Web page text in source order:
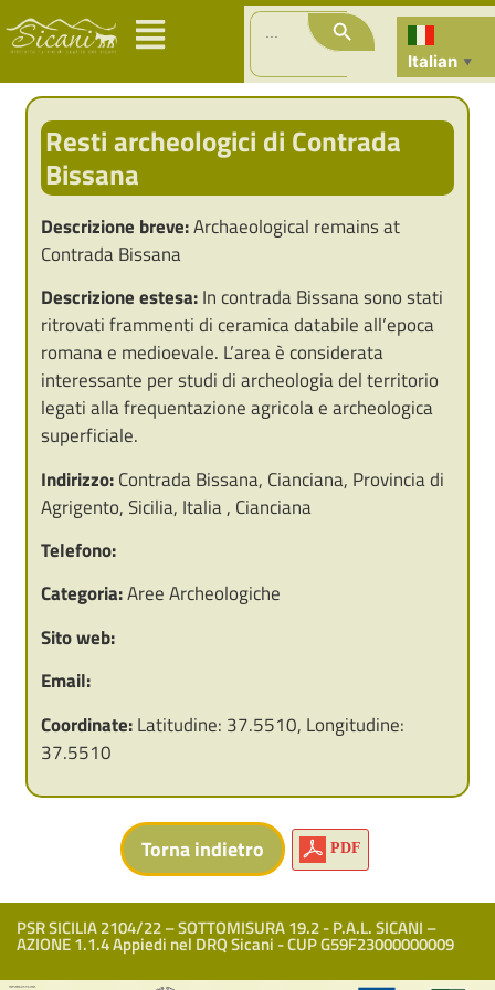
Search
for:
Search Button
Italian ▼
Resti archeologici di Contrada
Bissana
Descrizione breve:Archaeological remains at
Contrada Bissana
Descrizione estesa:In contrada Bissana sono stati
ritrovati frammenti di ceramica databile all’epoca
romana e medioevale. L’area è considerata
interessante per studi di archeologia del territorio
legati alla frequentazione agricola e archeologica
superficiale.
Indirizzo:Contrada Bissana, Cianciana, Provincia di
Agrigento, Sicilia, Italia , Cianciana
Telefono:
Categoria:Aree Archeologiche
Sito web:
Email:
Coordinate:Latitudine: 37.5510, Longitudine:
37.5510
PDF
PSR SICILIA 2104/22 – SOTTOMISURA 19.2 - P.A.L. SICANI –
AZIONE 1.1.4 Appiedi nel DRQ Sicani - CUP G59F23000000009